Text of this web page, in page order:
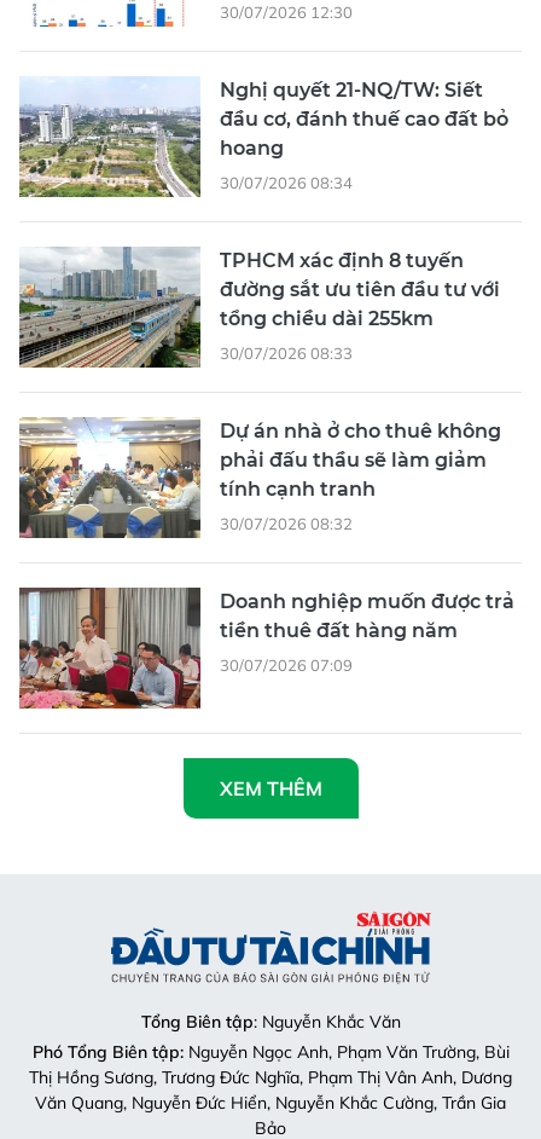
30/07/2026 12:30
Nghị quyết 21-NQ/TW: Siết
đầu cơ, đánh thuế cao đất bỏ
hoang
30/07/2026 08:34
TPHCM xác định 8 tuyến
đường sắt ưu tiên đầu tư với
tổng chiều dài 255km
30/07/2026 08:33
Dự án nhà ở cho thuê không
phải đấu thầu sẽ làm giảm
tính cạnh tranh
30/07/2026 08:32
Doanh nghiệp muốn được trả
tiền thuê đất hàng năm
30/07/2026 07:09
XEM THÊM
Tổng Biên tập: Nguyễn Khắc Văn
Phó Tổng Biên tập:Nguyễn Ngọc Anh, Phạm Văn Trường, Bùi
Thị Hồng Sương, Trương Đức Nghĩa, Phạm Thị Vân Anh, Dương
Văn Quang, Nguyễn Đức Hiển, Nguyễn Khắc Cường, Trần Gia
Bảo